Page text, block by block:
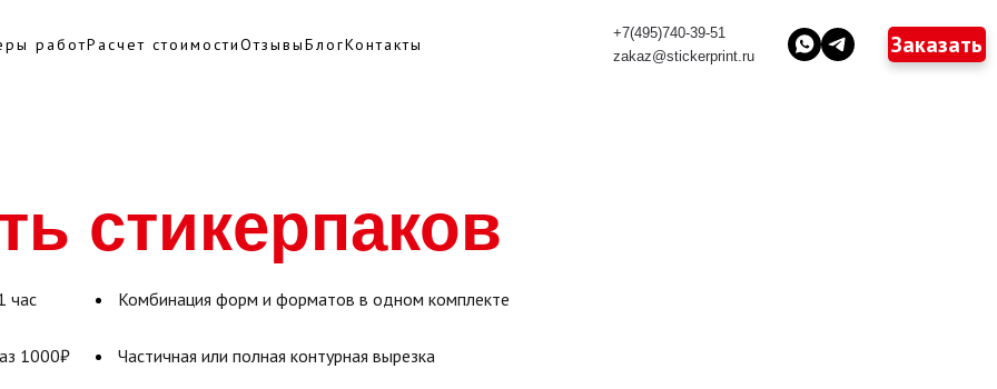
работРасчет стоимостиОтзывыБлогКонтакты
+7(495)740-39-51
zakaz@stickerprint.ru
Заказать
стикерпаков
час
1000₽
Комбинация форм и форматов в одном комплекте
Частичная или полная контурная вырезка